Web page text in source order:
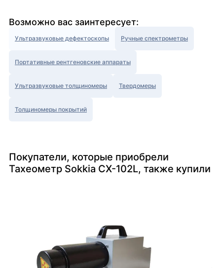
Возможно вас заинтересует:
Ультразвуковые дефектоскопы Ручные спектрометры
Портативные рентгеновские аппараты
Ультразвуковые толщиномеры Твердомеры
Толщиномеры покрытий
Покупатели, которые приобрели
Тахеометр Sokkia CX-102L, также купили